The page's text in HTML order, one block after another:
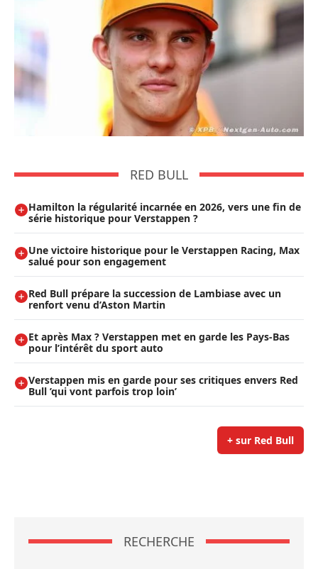
RED BULL
Hamilton la régularité incarnée en 2026, vers une fin de
série historique pour Verstappen ?
Une victoire historique pour le Verstappen Racing, Max
salué pour son engagement
Red Bull prépare la succession de Lambiase avec un
renfort venu d’Aston Martin
Et après Max ? Verstappen met en garde les Pays-Bas
pour l’intérêt du sport auto
Verstappen mis en garde pour ses critiques envers Red
Bull ’qui vont parfois trop loin’
+ sur Red Bull
RECHERCHE